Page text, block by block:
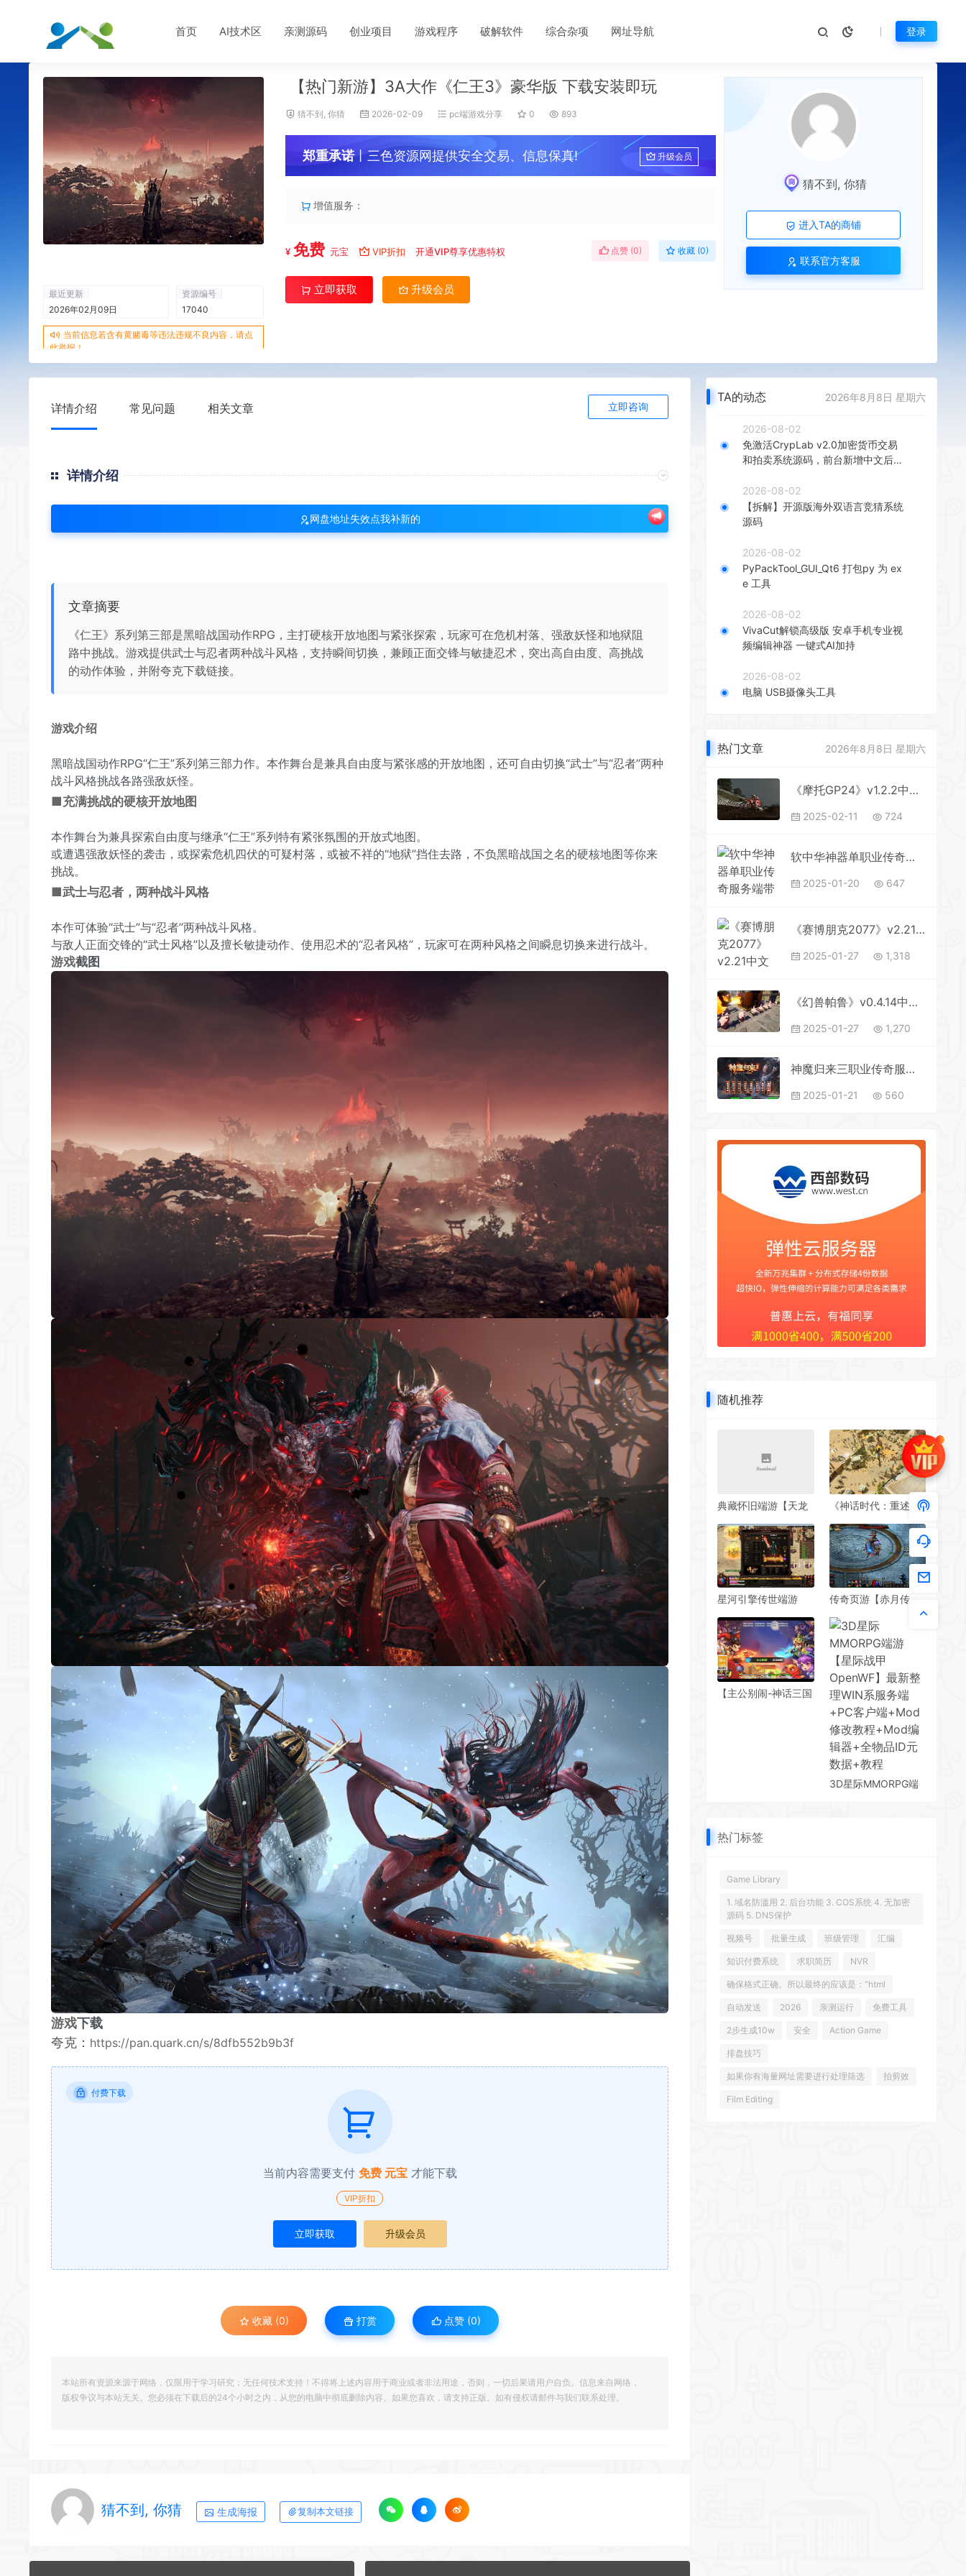
首页 AI技术区 亲测源码 创业项目 游戏程序 破解软件 综合杂项 网址导航 登录
最近更新
2026年02月09日
资源编号
17040
当前信息若含有黄赌毒等违法违规不良内容，请点
此举报！
【热门新游】3A大作《仁王3》豪华版 下载安装即玩
猜不到, 你猜 2026-02-09 pc端游戏分享 0 893
郑重承诺丨三色资源网提供安全交易、信息保真! 升级会员
增值服务：
¥ 免费 元宝 VIP折扣 开通VIP尊享优惠特权 点赞 (0) 收藏 (0)
立即获取 升级会员
猜不到, 你猜
进入TA的商铺
联系官方客服
详情介绍 常见问题 相关文章 立即咨询
详情介绍
网盘地址失效点我补新的
文章摘要
《仁王》系列第三部是黑暗战国动作RPG，主打硬核开放地图与紧张探索，玩家可在危机村落、强敌妖怪和地狱阻
路中挑战。游戏提供武士与忍者两种战斗风格，支持瞬间切换，兼顾正面交锋与敏捷忍术，突出高自由度、高挑战
的动作体验，并附夸克下载链接。
游戏介绍
黑暗战国动作RPG“仁王”系列第三部力作。本作舞台是兼具自由度与紧张感的开放地图，还可自由切换“武士”与“忍者”两种
战斗风格挑战各路强敌妖怪。
■充满挑战的硬核开放地图
本作舞台为兼具探索自由度与继承“仁王”系列特有紧张氛围的开放式地图。
或遭遇强敌妖怪的袭击，或探索危机四伏的可疑村落，或被不祥的“地狱”挡住去路，不负黑暗战国之名的硬核地图等你来
挑战。
■武士与忍者，两种战斗风格
本作可体验“武士”与“忍者”两种战斗风格。
与敌人正面交锋的“武士风格”以及擅长敏捷动作、使用忍术的“忍者风格”，玩家可在两种风格之间瞬息切换来进行战斗。
游戏截图
游戏下载
夸克： https://pan.quark.cn/s/8dfb552b9b3f
付费下载
当前内容需要支付 免费 元宝 才能下载
VIP折扣
立即获取 升级会员
收藏 (0) 打赏 点赞 (0)
本站所有资源来源于网络，仅限用于学习研究；无任何技术支持！不得将上述内容用于商业或者非法用途，否则，一切后果请用户自负。信息来自网络，
版权争议与本站无关。您必须在下载后的24个小时之内，从您的电脑中彻底删除内容。如果您喜欢，请支持正版。如有侵权请邮件与我们联系处理。
猜不到, 你猜 生成海报 复制本文链接
TA的动态 2026年8月8日 星期六
2026-08-02
免激活CrypLab v2.0加密货币交易
和拍卖系统源码，前台新增中文后台
2026-08-02
【拆解】开源版海外双语言竞猜系统
源码
2026-08-02
PyPackTool_GUI_Qt6 打包py 为 ex
e 工具
2026-08-02
VivaCut解锁高级版 安卓手机专业视
频编辑神器 一键式AI加持
2026-08-02
电脑 USB摄像头工具
热门文章 2026年8月8日 星期六
《摩托GP24》v1.2.2中文版
2025-02-11 724
软中华神器单职业传奇服务端带假人_紫阳岛_月河渊_天界之城【GOM引擎】
2025-01-20 647
《赛博朋克2077》v2.21中文版
2025-01-27 1,318
《幻兽帕鲁》v0.4.14中文版
2025-01-27 1,270
神魔归来三职业传奇服务端_清源镇_中州宝塔_凤灵密道_蛇妖谷【GEE引擎】
2025-01-21 560
随机推荐
典藏怀旧端游【天龙
界武道三】2025整理
单机一键即玩镜像端
+Linux本地学习手工
端+GM工具【站长亲
测】
《神话时代：重述
星河引擎传世端游
新整理Win系服务端
+彩虹登陆器+客户端
+教程
传奇页游【赤月传
一键即玩服务端+视
频教程
【主公别闹-神话三国
3D星际MMORPG端
热门标签
Game Library
1. 域名防滥用 2. 后台功能 3. COS系统 4. 无加密
源码 5. DNS保护
视频号 批量生成 班级管理 汇编
知识付费系统 求职简历 NVR
确保格式正确。所以最终的应该是：“html
自动发送 2026 亲测运行 免费工具
2步生成10w 安全 Action Game
排盘技巧
如果你有海量网址需要进行处理筛选 拍剪效
Film Editing